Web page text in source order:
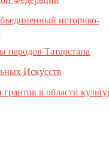
историко-
Татарстана
Искусств
в области